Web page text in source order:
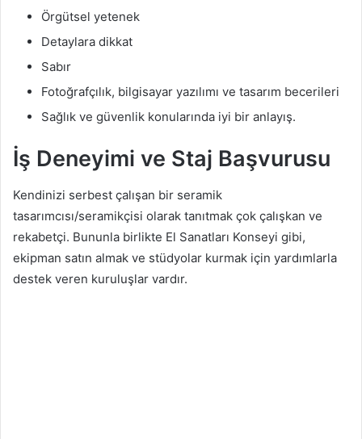
Örgütsel yetenek
Detaylara dikkat
Sabır
Fotoğrafçılık, bilgisayar yazılımı ve tasarım becerileri
Sağlık ve güvenlik konularında iyi bir anlayış.
İş Deneyimi ve Staj Başvurusu
Kendinizi serbest çalışan bir seramik
tasarımcısı/seramikçisi olarak tanıtmak çok çalışkan ve
rekabetçi. Bununla birlikte El Sanatları Konseyi gibi,
ekipman satın almak ve stüdyolar kurmak için yardımlarla
destek veren kuruluşlar vardır.